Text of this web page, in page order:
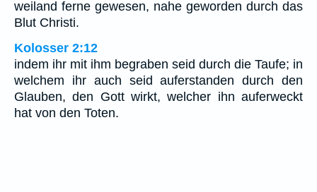
weiland ferne gewesen, nahe geworden durch das
Blut Christi.
Kolosser 2:12
indem ihr mit ihm begraben seid durch die Taufe; in
welchem ihr auch seid auferstanden durch den
Glauben, den Gott wirkt, welcher ihn auferweckt
hat von den Toten.